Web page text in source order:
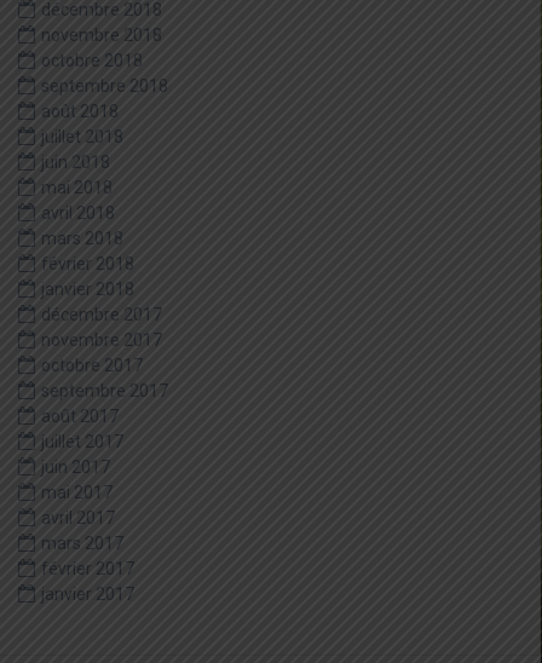
décembre 2018
novembre 2018
octobre 2018
septembre 2018
août 2018
juillet 2018
juin 2018
mai 2018
avril 2018
mars 2018
février 2018
janvier 2018
décembre 2017
novembre 2017
octobre 2017
septembre 2017
août 2017
juillet 2017
juin 2017
mai 2017
avril 2017
mars 2017
février 2017
janvier 2017